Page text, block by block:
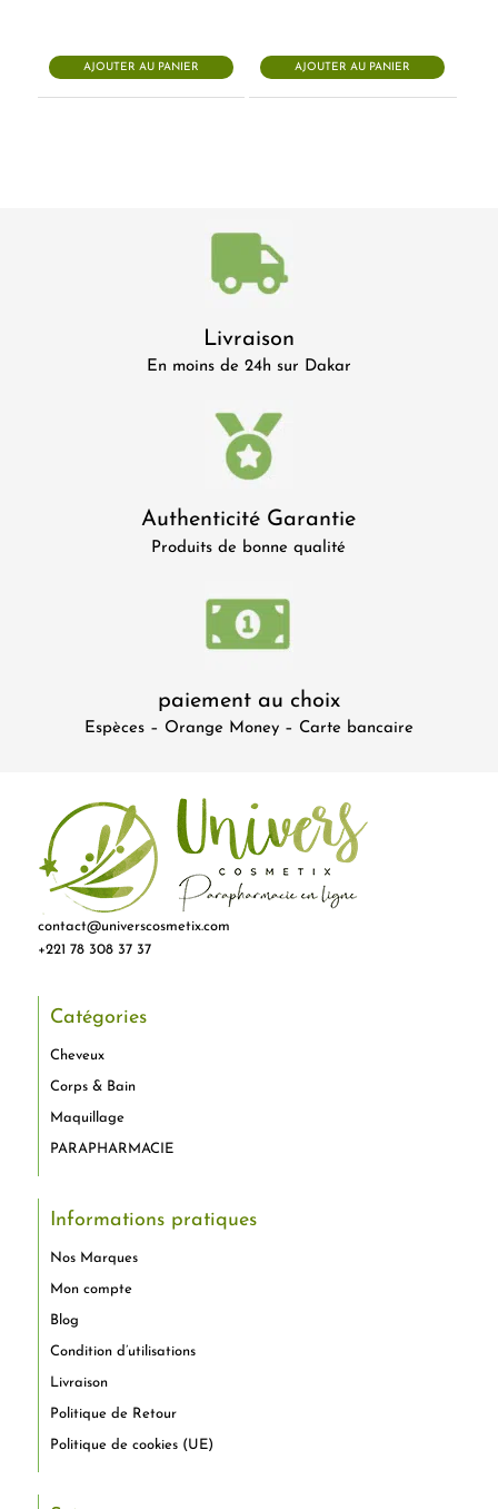
AJOUTER AU PANIER AJOUTER AU PANIER
Livraison
En moins de 24h sur Dakar
Authenticité Garantie
Produits de bonne qualité
paiement au choix
Espèces – Orange Money – Carte bancaire
contact@universcosmetix.com
+221 78 308 37 37
Catégories
Cheveux
Corps & Bain
Maquillage
PARAPHARMACIE
Informations pratiques
Nos Marques
Mon compte
Blog
Condition d’utilisations
Livraison
Politique de Retour
Politique de cookies (UE)